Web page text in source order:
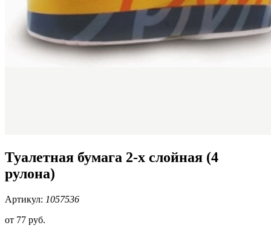
Туалетная бумага 2-х слойная (4
рулона)
Артикул: 1057536
от 77 руб.